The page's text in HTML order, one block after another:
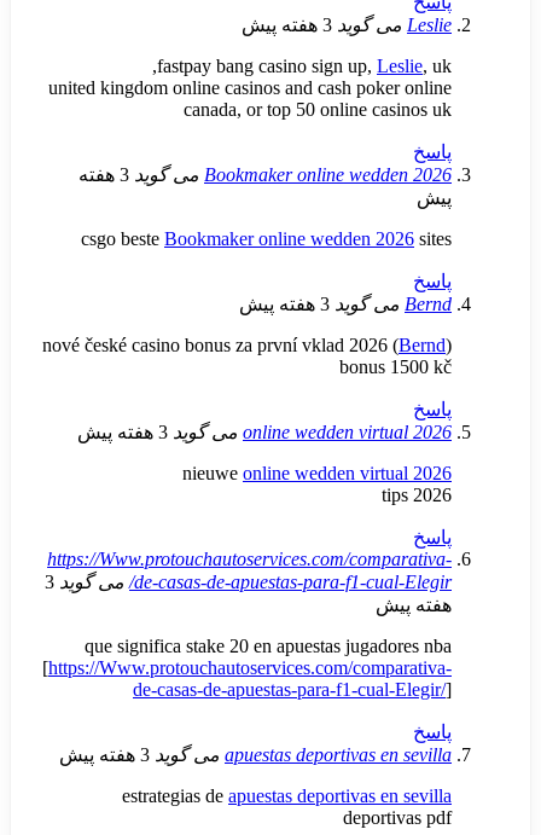
fastpay bang casino sign up,
united kingdom online casinos and cash
canada, or top 50 online
Bookmaker online می گوید 3 هفته
csgo besteBookmaker online wedden
3 هفته پیش
nové české casino bonus za první vklad 2026
online wedden می گوید 3 هفته پیش
nieuweonline wedden
https://Www.protouchautoservices.com/
de-casas-de-apuestas-para-f1- می گوید 3
que significa stake 20 en apuestas
[https://Www.protouchautoservices.com/
de-casas-de-apuestas-para-f1-
apuestas deportivas می گوید 3 هفته پیش
estrategias de apuestas deportivas